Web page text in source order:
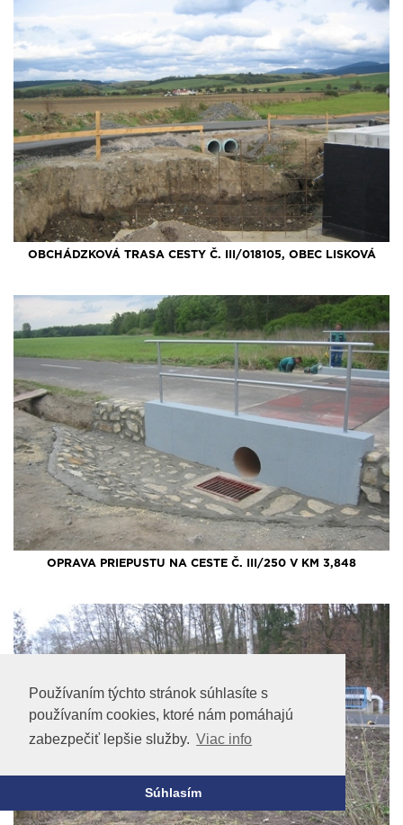
Používaním týchto stránok súhlasíte s
používaním cookies, ktoré nám pomáhajú
zabezpečiť lepšie služby. Viac info
Súhlasím
OBCHÁDZKOVÁ TRASA CESTY Č. III/018105, OBEC LISKOVÁ
OPRAVA PRIEPUSTU NA CESTE Č. III/250 V KM 3,848